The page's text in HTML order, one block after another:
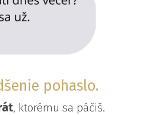
pohaslo.
, ktorému sa páčiš.